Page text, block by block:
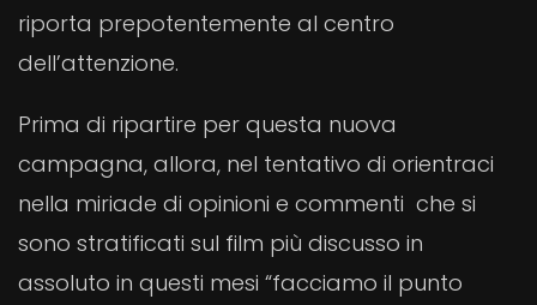
riporta prepotentemente al centro
dell’attenzione.
Prima di ripartire per questa nuova
campagna, allora, nel tentativo di orientraci
nella miriade di opinioni e commenti che si
sono stratificati sul film più discusso in
assoluto in questi mesi “facciamo il punto